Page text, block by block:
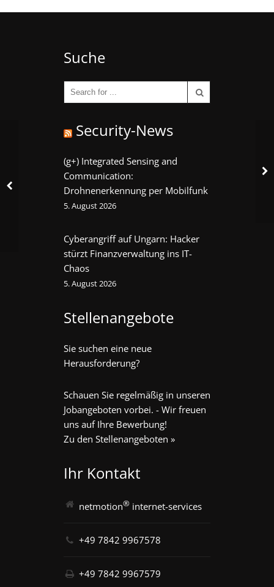
Suche
Security-News
(g+) Integrated Sensing and
Communication:
Drohnenerkennung per Mobilfunk
5. August 2026
Cyberangriff auf Ungarn: Hacker
stürzt Finanzverwaltung ins IT-
Chaos
5. August 2026
Stellenangebote
Sie suchen eine neue
Herausforderung?
Schauen Sie regelmäßig in unseren
Jobangeboten vorbei. - Wir freuen
uns auf Ihre Bewerbung!
Zu den Stellenangeboten »
Ihr Kontakt
netmotion® internet-services
+49 7842 9967578
+49 7842 9967579